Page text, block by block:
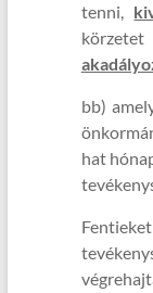
tenni,
körzetet
bb)
hat